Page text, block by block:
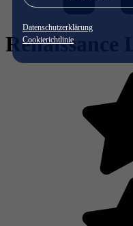
Datenschutzerklärung
Cookierichtlinie
Renaissance